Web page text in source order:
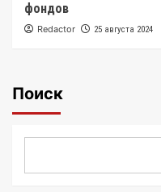
фондов
Redactor 25 августа 2024
Поиск